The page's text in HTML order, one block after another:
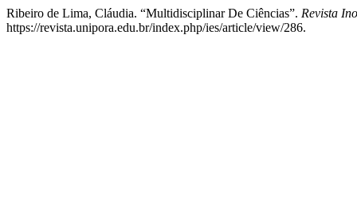
Ribeiro de Lima, Cláudia. “Multidisciplinar De Ciências”. Revista
https://revista.unipora.edu.br/index.php/ies/article/view/286.